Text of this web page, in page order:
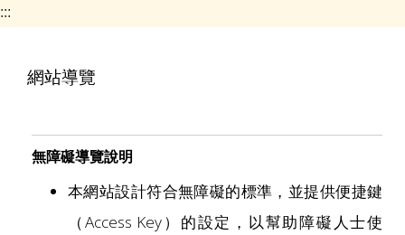
o
:::
網站導覽
無障礙導覽說明
本網站設計符合無障礙的標準，並提供便捷鍵
（Access Key）的設定，以幫助障礙人士使